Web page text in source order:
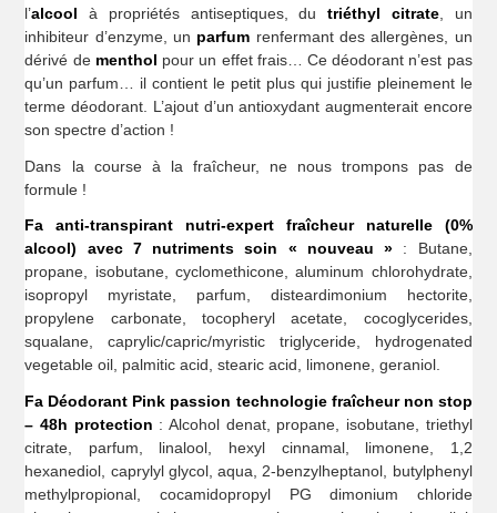
l’alcool à propriétés antiseptiques, dutriéthyl citrate, un
inhibiteur d’enzyme, un parfum renfermant des allergènes, un
dérivé de menthol pour un effet frais… Ce déodorant n’est pas
qu’un parfum… il contient le petit plus qui justifie pleinement le
terme déodorant. L’ajout d’un antioxydant augmenterait encore
son spectre d’action !
Dans la course à la fraîcheur, ne nous trompons pas de
formule !
Fa anti-transpirant nutri-expert fraîcheur naturelle
(0%
alcool) avec 7 nutriments soin « nouveau » : Butane,
propane, isobutane, cyclomethicone, aluminum chlorohydrate,
isopropyl myristate, parfum, disteardimonium hectorite,
propylene carbonate, tocopheryl acetate, cocoglycerides,
squalane, caprylic/capric/myristic triglyceride, hydrogenated
vegetable oil, palmitic acid, stearic acid, limonene, geraniol.
Fa Déodorant Pink passion technologie fraîcheur non stop
– 48h protection : Alcohol denat, propane, isobutane, triethyl
citrate, parfum, linalool, hexyl cinnamal, limonene, 1,2
hexanediol, caprylyl glycol, aqua, 2-benzylheptanol, butylphenyl
methylpropional, cocamidopropyl PG dimonium chloride